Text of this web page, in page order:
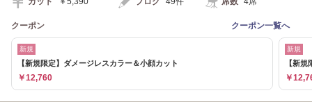
クーポン クーポン一覧へ
新規
【新規限定】ダメージレスカラー＆小顔カット
￥12,760
新規
【新
￥